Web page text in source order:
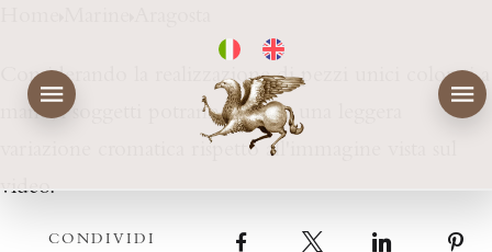
Considerando la realizzazione di pezzi unici colorati a
mano, i soggetti potranno subire una leggera
variazione cromatica rispetto all'immagine vista sul
video.
CONDIVIDI Facebook LinkedIn